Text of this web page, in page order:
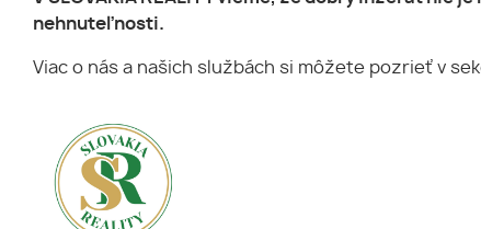
nehnuteľnosti.
Viac o nás a našich službách si môžete pozrieť v